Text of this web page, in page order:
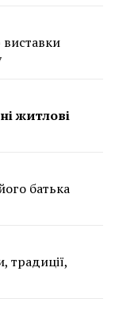
житлові
батька
традиції,